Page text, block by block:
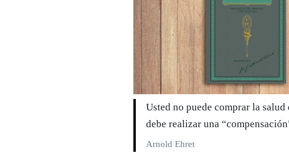
Usted no puede comprar la
debe realizar una
Arnold Ehret